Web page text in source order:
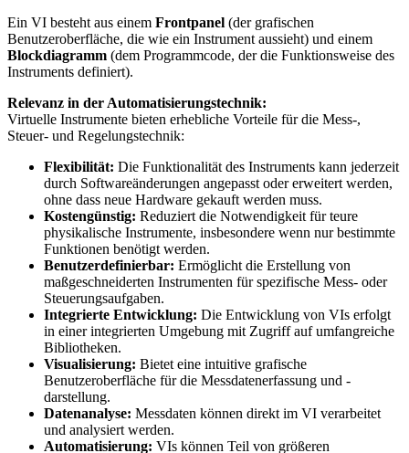
Ein VI besteht aus einem Frontpanel (der grafischen
Benutzeroberfläche, die wie ein Instrument aussieht) und einem
Blockdiagramm (dem Programmcode, der die Funktionsweise des
Instruments definiert).
Relevanz in der Automatisierungstechnik:
Virtuelle Instrumente bieten erhebliche Vorteile für die Mess-,
Steuer- und Regelungstechnik:
Flexibilität: Die Funktionalität des Instruments kann jederzeit
durch Softwareänderungen angepasst oder erweitert werden,
ohne dass neue Hardware gekauft werden muss.
Kostengünstig: Reduziert die Notwendigkeit für teure
physikalische Instrumente, insbesondere wenn nur bestimmte
Funktionen benötigt werden.
Benutzerdefinierbar: Ermöglicht die Erstellung von
maßgeschneiderten Instrumenten für spezifische Mess- oder
Steuerungsaufgaben.
Integrierte Entwicklung: Die Entwicklung von VIs erfolgt
in einer integrierten Umgebung mit Zugriff auf umfangreiche
Bibliotheken.
Visualisierung: Bietet eine intuitive grafische
Benutzeroberfläche für die Messdatenerfassung und -
darstellung.
Datenanalyse: Messdaten können direkt im VI verarbeitet
und analysiert werden.
Automatisierung: VIs können Teil von größeren